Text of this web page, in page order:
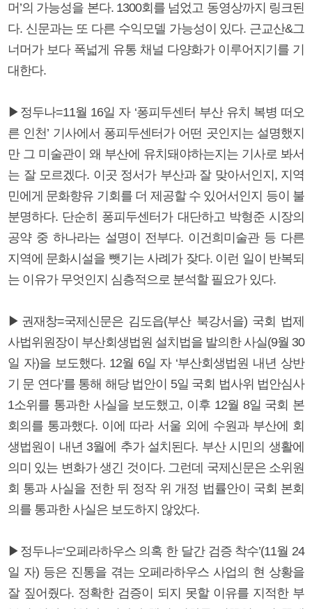
머’의 가능성을 본다. 1300회를 넘었고 동영상까지 링크된
다. 신문과는 또 다른 수익모델 가능성이 있다. 근교산&그
너머가 보다 폭넓게 유통 채널 다양화가 이루어지기를 기
대한다.
▶정두나=11월 16일 자 ‘퐁피두센터 부산 유치 복병 떠오
른 인천’ 기사에서 퐁피두센터가 어떤 곳인지는 설명했지
만 그 미술관이 왜 부산에 유치돼야하는지는 기사로 봐서
는 잘 모르겠다. 이곳 정서가 부산과 잘 맞아서인지, 지역
민에게 문화향유 기회를 더 제공할 수 있어서인지 등이 불
분명하다. 단순히 퐁피두센터가 대단하고 박형준 시장의
공약 중 하나라는 설명이 전부다. 이건희미술관 등 다른
지역에 문화시설을 뺏기는 사례가 잦다. 이런 일이 반복되
는 이유가 무엇인지 심층적으로 분석할 필요가 있다.
▶권재창=국제신문은 김도읍(부산 북강서을) 국회 법제
사법위원장이 부산회생법원 설치법을 발의한 사실(9월 30
일 자)을 보도했다. 12월 6일 자 ‘부산회생법원 내년 상반
기 문 연다’를 통해 해당 법안이 5일 국회 법사위 법안심사
1소위를 통과한 사실을 보도했고, 이후 12월 8일 국회 본
회의를 통과했다. 이에 따라 서울 외에 수원과 부산에 회
생법원이 내년 3월에 추가 설치된다. 부산 시민의 생활에
의미 있는 변화가 생긴 것이다. 그런데 국제신문은 소위원
회 통과 사실을 전한 뒤 정작 위 개정 법률안이 국회 본회
의를 통과한 사실은 보도하지 않았다.
▶정두나=‘오페라하우스 의혹 한 달간 검증 착수’(11월 24
일 자) 등은 진통을 겪는 오페라하우스 사업의 현 상황을
잘 짚어줬다. 정확한 검증이 되지 못할 이유를 지적한 부